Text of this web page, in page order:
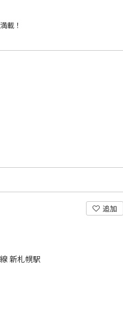
載！
追加
新札幌駅